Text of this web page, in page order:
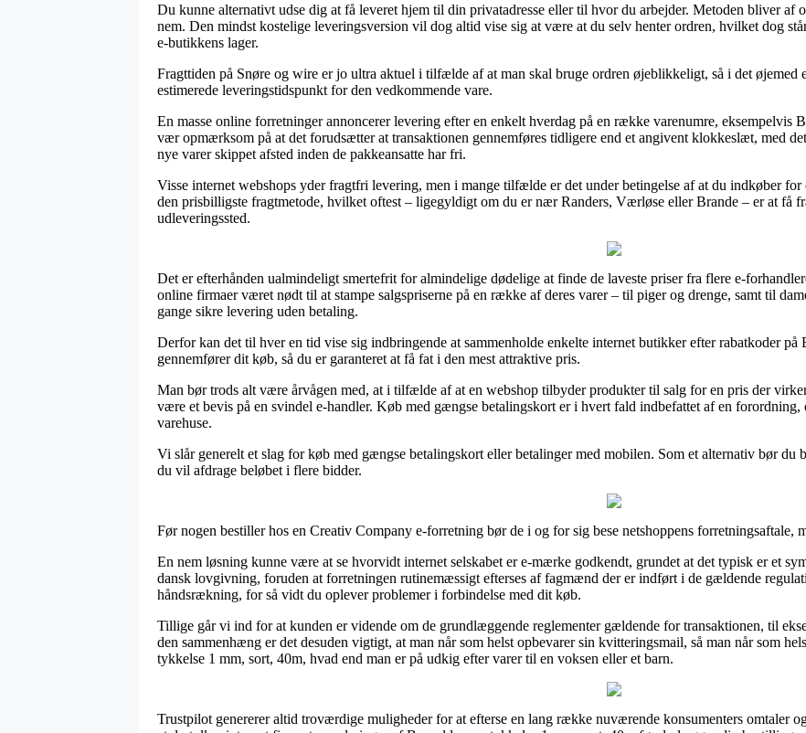
Du kunne alternativt udse dig at få leveret hjem til din privatadresse eller til hvor du arbejder. Metoden bliver
nem. Den mindst kostelige leveringsversion vil dog altid vise sig at være at du selv henter ordren, hvilket dog
e-butikkens lager.
Fragttiden på Snøre og wire er jo ultra aktuel i tilfælde af at man skal bruge ordren øjeblikkeligt, så i det øjemed
estimerede leveringstidspunkt for den vedkommende vare.
En masse online forretninger annoncerer levering efter en enkelt hverdag på en række varenumre, eksempelvis
vær opmærksom på at det forudsætter at transaktionen gennemføres tidligere end et angivent klokkeslæt, med
nye varer skippet afsted inden de pakkeansatte har fri.
Visse internet webshops yder fragtfri levering, men i mange tilfælde er det under betingelse af at du indkøber
den prisbilligste fragtmetode, hvilket oftest – ligegyldigt om du er nær Randers, Værløse eller Brande – er at få
udleveringssted.
Det er efterhånden ualmindeligt smertefrit for almindelige dødelige at finde de laveste priser fra flere e-
online firmaer været nødt til at stampe salgspriserne på en række af deres varer – til piger og drenge, samt til
gange sikre levering uden betaling.
Derfor kan det til hver en tid vise sig indbringende at sammenholde enkelte internet butikker efter rabatkoder
gennemfører dit køb, så du er garanteret at få fat i den mest attraktive pris.
Man bør trods alt være årvågen med, at i tilfælde af at en webshop tilbyder produkter til salg for en pris der
være et bevis på en svindel e-handler. Køb med gængse betalingskort er i hvert fald indbefattet af en
varehuse.
Vi slår generelt et slag for køb med gængse betalingskort eller betalinger med mobilen. Som et alternativ bør
du vil afdrage beløbet i flere bidder.
Før nogen bestiller hos en Creativ Company e-forretning bør de i og for sig bese netshoppens forretningsaftale,
En nem løsning kunne være at se hvorvidt internet selskabet er e-mærke godkendt, grundet at det typisk er et
dansk lovgivning, foruden at forretningen rutinemæssigt efterses af fagmænd der er indført i de gældende
håndsrækning, for så vidt du oplever problemer i forbindelse med dit køb.
Tillige går vi ind for at kunden er vidende om de grundlæggende reglementer gældende for transaktionen, til
den sammenhæng er det desuden vigtigt, at man når som helst opbevarer sin kvitteringsmail, så man når som
tykkelse 1 mm, sort, 40m, hvad end man er på udkig efter varer til en voksen eller et barn.
Trustpilot genererer altid troværdige muligheder for at efterse en lang række nuværende konsumenters omtaler